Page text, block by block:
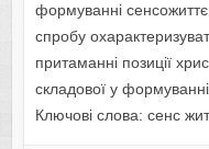
формуванні
спробу
притаманні позиції
складової у
Ключові слова: сенс